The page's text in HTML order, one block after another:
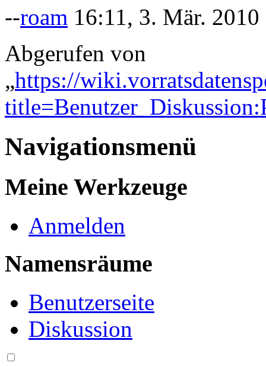
--roam 16:11, 3. Mär.
Abgerufen von
„https://
Navigationsmenü
Meine Werkzeuge
Anmelden
Namensräume
Benutzerseite
Diskussion